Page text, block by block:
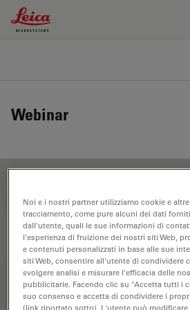
Leica Microsystems Logo
Webinar
Risoluzione
Noi e i nostri partner utilizziamo cookie e
tracciamento, come pure alcuni dei dati
dall'utente, quali le sue informazioni di
l'esperienza di fruizione dei nostri siti Web,
e contenuti personalizzati in base alle sue
siti Web, consentire all'utente di condividere
svolgere analisi e misurare l'efficacia delle
pubblicitarie. Facendo clic su "Accetta tutti i
suo consenso e accetta di condividere i
(link riportato sotto). L'utente può modificare